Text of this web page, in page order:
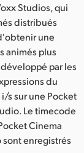
Studios, qui
distribués
une
animés plus
par les
du
s sur une Pocket
Le timecode
Cinema
sont enregistrés